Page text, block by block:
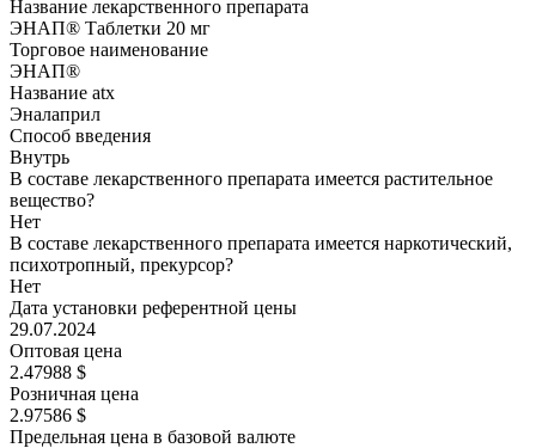
Название лекарственного препарата
ЭНАП® Таблетки 20 мг
Торговое наименование
ЭНАП®
Название atx
Эналаприл
Способ введения
Внутрь
В составе лекарственного препарата имеется растительное
вещество?
Нет
В составе лекарственного препарата имеется наркотический,
психотропный, прекурсор?
Нет
Дата установки референтной цены
29.07.2024
Оптовая цена
2.47988 $
Розничная цена
2.97586 $
Предельная цена в базовой валюте